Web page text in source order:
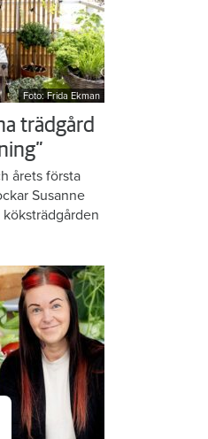
Foto: Frida Ekman
trädgård
årets första
Susanne